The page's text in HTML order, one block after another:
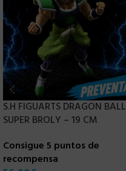
S.H FIGUARTS DRAGON BALL
SUPER BROLY – 19 CM
Consigue 5 puntos de
recompensa